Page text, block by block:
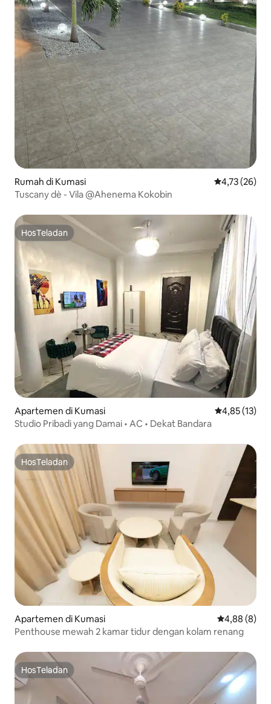
Rumah di Kumasi Nilai rata-rata
4,73 (26)
Tuscany dè - Vila @Ahenema Kokobin
HosTeladan
HosTeladan
Apartemen di Kumasi Nilai rata-
4,85 (13)
Studio Pribadi yang Damai • AC • Dekat Bandara
HosTeladan
HosTeladan
Apartemen di Kumasi Nilai rata-
4,88 (8)
Penthouse mewah 2 kamar tidur dengan kolam renang
HosTeladan
HosTeladan